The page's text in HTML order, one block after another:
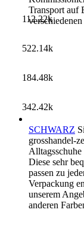
Transport auf
SCHWARZ
grosshandel-
Diese sehr
passen zu
Verpackung
unserem
anderen
112.22k
522.14k
184.48k
342.42k